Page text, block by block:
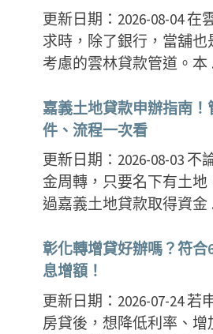
更新日期：2026-08-04 在
求時，除了銀行，當舖也
考慮的雲林貸款管道。
嘉義土地貸款申辦指南！
件、流程一次看
更新日期：2026-08-03 不
金周轉，只要名下有土地
過嘉義土地貸款取得資
彰化轉增貸好辦嗎？符合
息增額！
更新日期：2026-07-24 若
房貸後，想降低利率、增